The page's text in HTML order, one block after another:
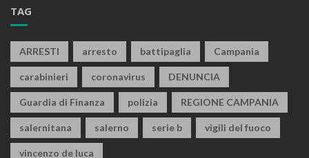
TAG
ARRESTI arresto battipaglia Campania
carabinieri coronavirus DENUNCIA
Guardia di Finanza polizia REGIONE CAMPANIA
salernitana salerno serie b vigili del fuoco
vincenzo de luca